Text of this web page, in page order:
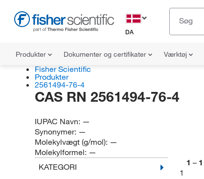
DA
Produkter Dokumenter og certifikater Værktøj
Fisher Scientific
Produkter
2561494-76-4
CAS RN 2561494-76-4
IUPAC Navn: —
Synonymer: —
Molekylvægt (g/mol): —
Molekylformel: —
KATEGORI
1 – 1
1